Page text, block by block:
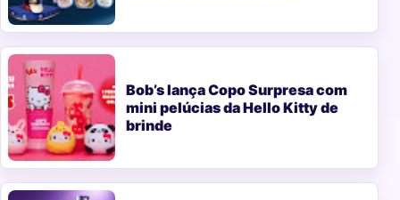
Bob’s lança Copo Surpresa com
mini pelúcias da Hello Kitty de
brinde